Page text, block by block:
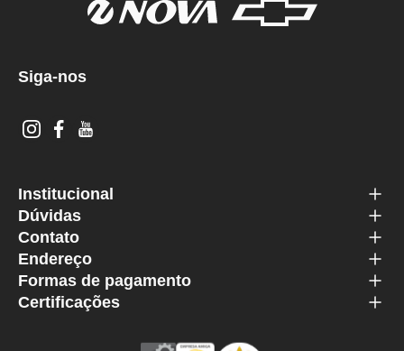
Siga-nos
Institucional
Dúvidas
Contato
Endereço
Formas de pagamento
Certificações